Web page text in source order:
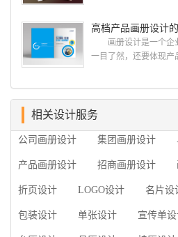
广的专业...
司，怎么制作高级企
何选择高级画册设计
过硬。这包括调研人
练掌握制作软件，深谙
高档产品画册设计
画册设计是一个企
一目了然，还要体现产
产品画册设计要注重
在企业都在使用产品画
个成功的高档产品画
相关设计服务
公司画册设计 集团画册设计
产品画册设计 招商画册设计
折页设计 LOGO设计 名片设
包装设计 单张设计 宣传单